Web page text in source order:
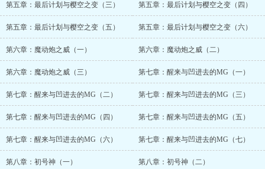
第五章：最后计划与樱空之变（三） 第五章：最后计划与樱空之变（四）
第五章：最后计划与樱空之变（五） 第五章：最后计划与樱空之变（六）
第六章：魔动炮之威（一） 第六章：魔动炮之威（二）
第六章：魔动炮之威（三） 第七章：醒来与凹进去的MG（一）
第七章：醒来与凹进去的MG（二） 第七章：醒来与凹进去的MG（三）
第七章：醒来与凹进去的MG（四） 第七章：醒来与凹进去的MG（五）
第七章：醒来与凹进去的MG（六） 第七章：醒来与凹进去的MG（七）
第八章：初号神（一） 第八章：初号神（二）